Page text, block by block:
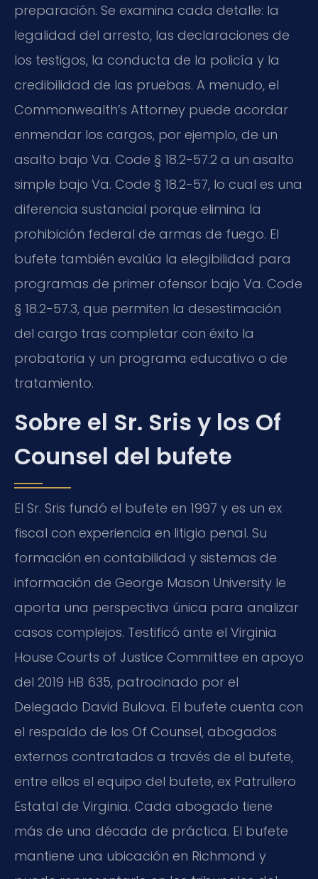
preparación. Se examina cada detalle: la
legalidad del arresto, las declaraciones de
los testigos, la conducta de la policía y la
credibilidad de las pruebas. A menudo, el
Commonwealth’s Attorney puede acordar
enmendar los cargos, por ejemplo, de un
asalto bajo Va. Code § 18.2-57.2 a un asalto
simple bajo Va. Code § 18.2-57, lo cual es una
diferencia sustancial porque elimina la
prohibición federal de armas de fuego. El
bufete también evalúa la elegibilidad para
programas de primer ofensor bajo Va. Code
§ 18.2-57.3, que permiten la desestimación
del cargo tras completar con éxito la
probatoria y un programa educativo o de
tratamiento.
Sobre el Sr. Sris y los Of
Counsel del bufete
El Sr. Sris fundó el bufete en 1997 y es un ex
fiscal con experiencia en litigio penal. Su
formación en contabilidad y sistemas de
información de George Mason University le
aporta una perspectiva única para analizar
casos complejos. Testificó ante el Virginia
House Courts of Justice Committee en apoyo
del 2019 HB 635, patrocinado por el
Delegado David Bulova. El bufete cuenta con
el respaldo de los Of Counsel, abogados
externos contratados a través de el bufete,
entre ellos el equipo del bufete, ex Patrullero
Estatal de Virginia. Cada abogado tiene
más de una década de práctica. El bufete
mantiene una ubicación en Richmond y